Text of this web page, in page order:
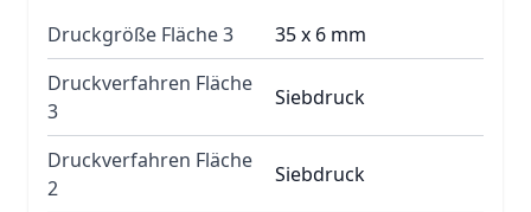
Druckgröße Fläche 3
35 x 6 mm
Druckverfahren Fläche
3
Siebdruck
Druckverfahren Fläche
2
Siebdruck